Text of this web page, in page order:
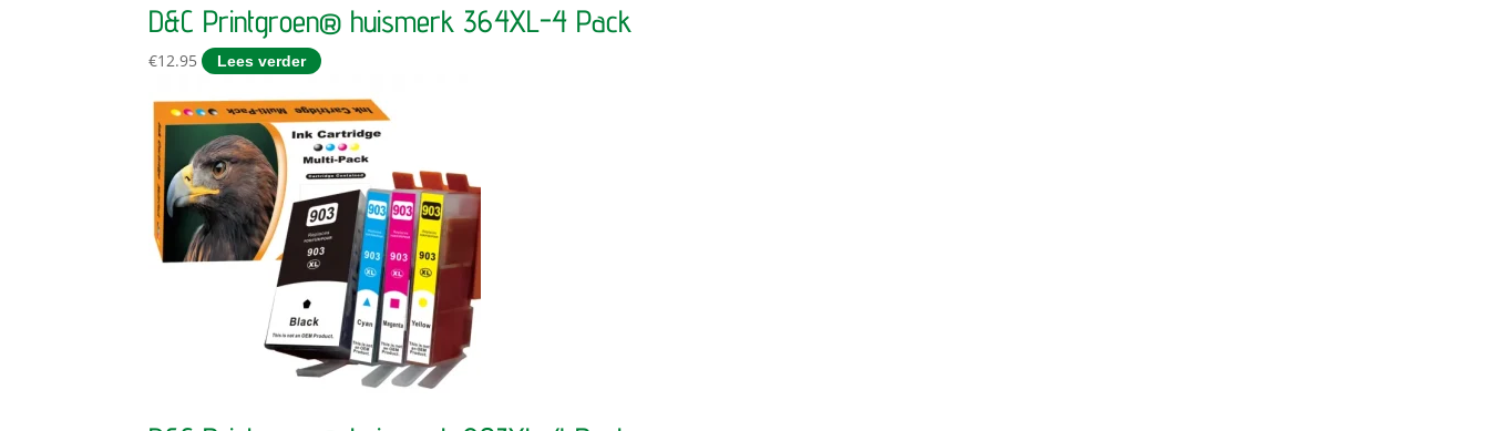
D&C Printgroen® huismerk 364XL-4 Pack
€12.95 Lees verder